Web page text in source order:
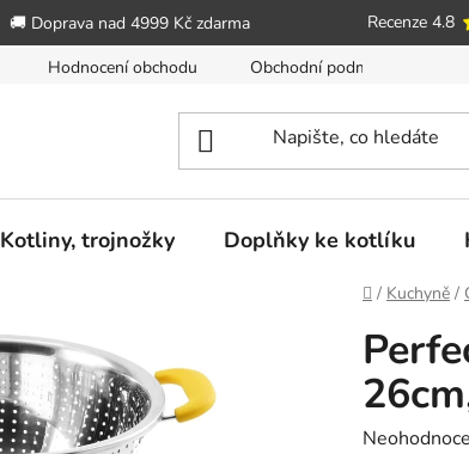
🚚 Doprava nad 4999 Kč zdarma Recenze 4.8
Hodnocení obchodu Obchodní podmínky
Kotliny, trojnožky Doplňky ke kotlíku
Domů
/ Kuchyně /
Průměrné